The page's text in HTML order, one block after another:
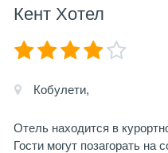
Кент Хотел
Кобулети,
Отель находится в
Гости могут позагорать на